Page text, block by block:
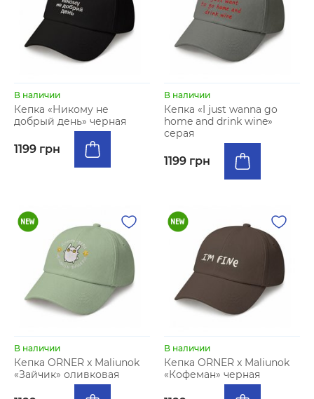
В наличии
Кепка «Никому не
добрый день» черная
1199 грн
В наличии
Кепка «I just wanna go
home and drink wine»
серая
1199 грн
В наличии
Кепка ORNER x Maliunok
«Зайчик» оливковая
В наличии
Кепка ORNER x Maliunok
«Кофеман» черная